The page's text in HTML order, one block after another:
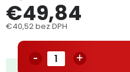
Reklamačný formulár
Obchodné podmienky
€49,84
€40,52 bez DPH